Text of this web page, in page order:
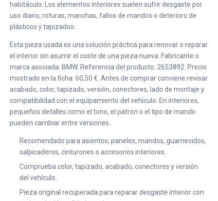
habitáculo. Los elementos interiores suelen sufrir desgaste por
uso diario, roturas, manchas, fallos de mandos o deterioro de
plásticos y tapizados.
Esta pieza usada es una solución práctica para renovar o reparar
el interior sin asumir el coste de una pieza nueva. Fabricante o
marca asociada: BMW. Referencia del producto: 2653892. Precio
mostrado en la ficha: 60,50 €. Antes de comprar conviene revisar
acabado, color, tapizado, versión, conectores, lado de montaje y
compatibilidad con el equipamiento del vehículo. En interiores,
pequeños detalles como el tono, el patrón o el tipo de mando
pueden cambiar entre versiones.
Recomendado para asientos, paneles, mandos, guarnecidos,
salpicaderos, cinturones o accesorios interiores.
Comprueba color, tapizado, acabado, conectores y versión
del vehículo.
Pieza original recuperada para reparar desgaste interior con